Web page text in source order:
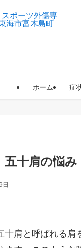
ホーム 症
五十肩の悩
日
十肩と呼ばれる